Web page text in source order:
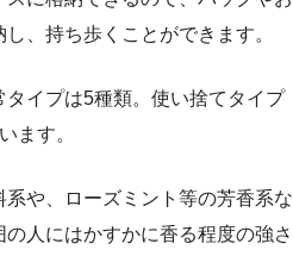
、持ち歩くことができます。
イプは5種類。使い捨てタイプ
ます。
や、ローズミント等の芳香系な
人にはかすかに香る程度の強さ